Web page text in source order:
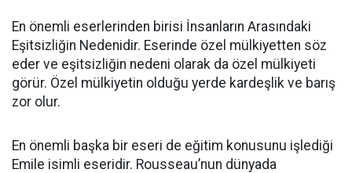
En önemli eserlerinden birisi İnsanların Arasındaki
Eşitsizliğin Nedenidir. Eserinde özel mülkiyetten söz
eder ve eşitsizliğin nedeni olarak da özel mülkiyeti
görür. Özel mülkiyetin olduğu yerde kardeşlik ve barış
zor olur.
En önemli başka bir eseri de eğitim konusunu işlediği
Emile isimli eseridir. Rousseau’nun dünyada